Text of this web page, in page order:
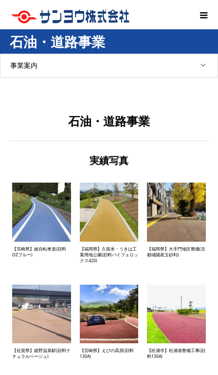
石油・道路事業
事業案内
石油・道路事業
実績写真
【宮崎県】綾自転車道(顔料
OZブルー)
【福岡県】久留米・うきは工
業用地公園(顔料バイフェロッ
クス420)
【福岡県】大手門地区整備(京
都城陽産玉砂利)
【佐賀県】嬉野温泉駅(顔料ナ
チュラルベージュ)
【宮崎県】えびの高原(顔料
130A)
【松浦市】松浦港整備工事(顔
料130A)